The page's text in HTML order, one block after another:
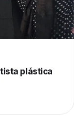
plástica